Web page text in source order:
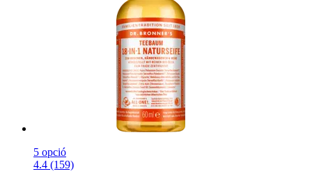
5 opció
4.4 (159)